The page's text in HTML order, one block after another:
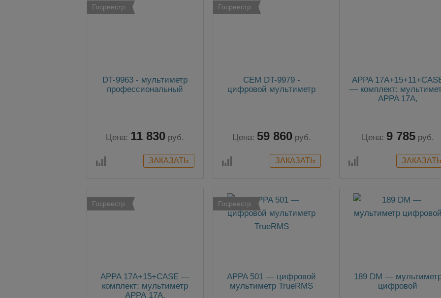
Госреестр
DT-9963 - мультиметр
профессиональный
Цена: 11 830 руб.
Госреестр
CEM DT-9979 -
цифровой мультиметр
Цена: 59 860 руб.
APPA
— комплект:
APPA 17A,
чехол
Цена: 9 785 руб.
Госреестр
APPA 17A+15+CASE —
комплект: мультиметр
АРРА 17A,
Госреестр
APPA 501 — цифровой
мультиметр TrueRMS
189 DM —
цифровой